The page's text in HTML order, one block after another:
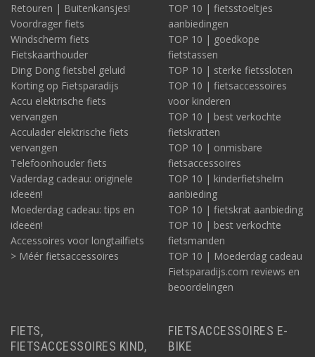
Retouren | Buitenkansjes!
Voordrager fiets
Windscherm fiets
Fietskaarthouder
Ding Dong fietsbel geluid
Korting op Fietsparadijs
Accu elektrische fiets
vervangen
Acculader elektrische fiets
vervangen
Telefoonhouder fiets
Vaderdag cadeau: originele
ideeën!
Moederdag cadeau: tips en
ideeën!
Accessoires voor longtailfiets
> Méér fietsaccessoires
TOP 10 | fietsstoeltjes
aanbiedingen
TOP 10 | goedkope
fietstassen
TOP 10 | sterke fietssloten
TOP 10 | fietsaccessoires
voor kinderen
TOP 10 | best verkochte
fietskratten
TOP 10 | onmisbare
fietsaccessoires
TOP 10 | kinderfietshelm
aanbieding
TOP 10 | fietskrat aanbieding
TOP 10 | best verkochte
fietsmanden
TOP 10 | Moederdag cadeau
Fietsparadijs.com reviews en
beoordelingen
FIETS,
FIETSACCESSOIRES KIND,
FIETSACCESSOIRES E-
BIKE